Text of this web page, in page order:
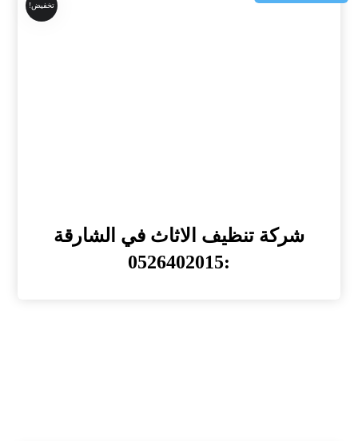
تخفيض!
شركة تنظيف الاثاث في الشارقة
:0526402015